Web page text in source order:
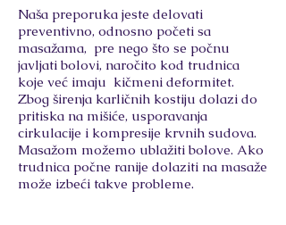
Naša preporuka jeste delovati
preventivno, odnosno početi sa
masažama, pre nego što se počnu
javljati bolovi, naročito kod trudnica
koje već imaju kičmeni deformitet.
Zbog širenja karličnih kostiju dolazi do
pritiska na mišiće, usporavanja
cirkulacije i kompresije krvnih sudova.
Masažom možemo ublažiti bolove. Ako
trudnica počne ranije dolaziti na masaže
može izbeći takve probleme.